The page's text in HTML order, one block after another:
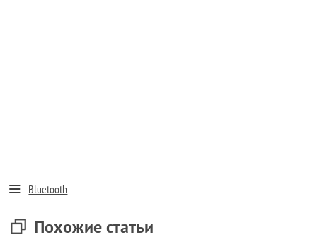
Bluetooth
Похожие статьи